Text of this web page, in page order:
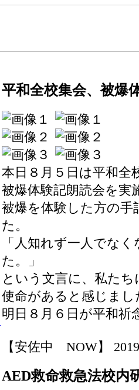
平和全校集会、被爆
本日８月５日は平和全
被爆体験記朗読会を実
被爆を体験した方の
た。
「人知れず一人でな
た。」
という文言に、私た
使命があると感じまし
明日８月６日が平和祈
【安佐中 NOW】
AED救命救急法校内